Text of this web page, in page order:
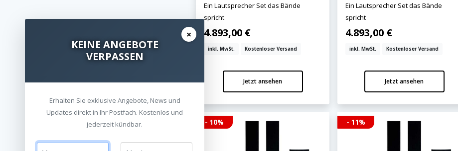
Ein Lautsprecher Set das Bände
spricht
4.893,00 €
inkl. MwSt. Kostenloser Versand
Jetzt ansehen
Ein Lautsprecher Set das Bände
spricht
4.893,00 €
inkl. MwSt. Kostenloser Versand
Jetzt ansehen
- 10% - 11%
×
KEINE ANGEBOTE
VERPASSEN
Erhalten Sie exklusive Angebote, News und
Updates direkt in Ihr Postfach. Kostenlos und
jederzeit kündbar.